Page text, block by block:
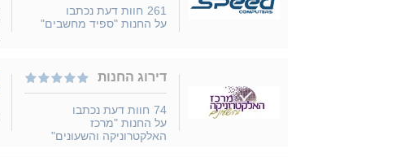
261 חוות דעת נכתבו
על החנות "ספיד מחשבים"
דירוג החנות
74 חוות דעת נכתבו
על החנות "מרכז
האלקטרוניקה והשעונים"